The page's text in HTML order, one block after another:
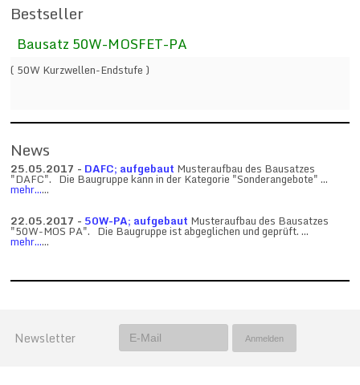
Bestseller
Bausatz 50W-MOSFET-PA
( 50W Kurzwellen-Endstufe )
News
25.05.2017 - DAFC; aufgebaut Musteraufbau des Bausatzes
"DAFC". Die Baugruppe kann in der Kategorie "Sonderangebote" ...
mehr......
22.05.2017 - 50W-PA; aufgebaut Musteraufbau des Bausatzes
"50W-MOS PA". Die Baugruppe ist abgeglichen und geprüft. ...
mehr......
Newsletter